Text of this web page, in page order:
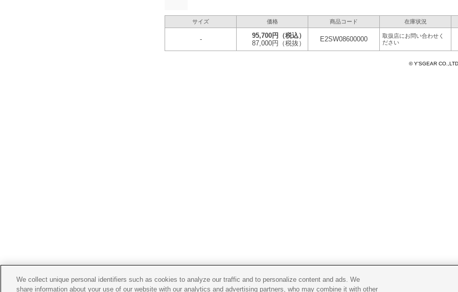
サイズ 価格 商品コード 在庫状況
- 95,700円
（税込）
87,000円
（税抜）
E2SW08600000
取扱店にお問い合わせく
ださい
© Y'SGEAR
We collect unique personal identifiers such as cookies to analyze our traffic and to personalize content and ads. We
share information about your use of our website with our analytics and advertising partners, who may combine it with other